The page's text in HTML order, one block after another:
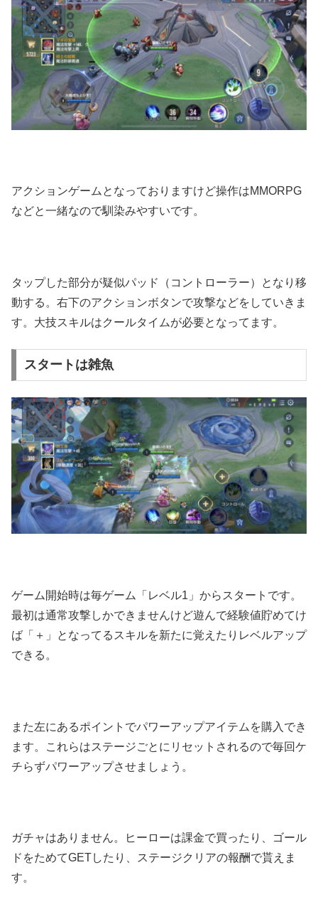
アクションゲームとなっておりますけど操作はMMORPG
などと一緒なので馴染みやすいです。
タップした部分が疑似パッド（コントローラー）となり移
動する。右下のアクションボタンで攻撃などをしていきま
す。大技スキルはクールタイムが必要となってます。
スタートは雑魚
ゲーム開始時は毎ゲーム「レベル1」からスタートです。
最初は通常攻撃しかできませんけど遊んで経験値貯めてけ
ば「＋」となってるスキルを新たに覚えたりレベルアップ
できる。
また左にあるポイントでパワーアップアイテムを購入でき
ます。これらはステージごとにリセットされるので毎回ケ
チらずパワーアップさせましょう。
ガチャはありません。ヒーローは課金で買ったり、ゴール
ドをためてGETしたり、ステージクリアの報酬で貰えま
す。